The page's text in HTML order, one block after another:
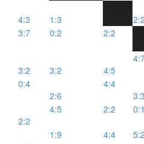
4:3
1:3
3:7 0:2 2:2
3:2
3:2 4:5
0:4
2:6
4:4
2:2
4:5 2:2
1:9 4:4